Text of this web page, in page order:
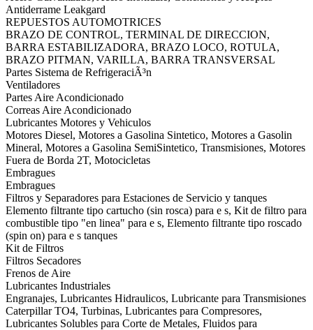
Antiderrame Leakgard
REPUESTOS AUTOMOTRICES
BRAZO DE CONTROL, TERMINAL DE DIRECCION,
BARRA ESTABILIZADORA, BRAZO LOCO, ROTULA,
BRAZO PITMAN, VARILLA, BARRA TRANSVERSAL
Partes Sistema de RefrigeraciÃ³n
Ventiladores
Partes Aire Acondicionado
Correas Aire Acondicionado
Lubricantes Motores y Vehiculos
Motores Diesel, Motores a Gasolina Sintetico, Motores a Gasolin
Mineral, Motores a Gasolina SemiSintetico, Transmisiones, Motores
Fuera de Borda 2T, Motocicletas
Embragues
Embragues
Filtros y Separadores para Estaciones de Servicio y tanques
Elemento filtrante tipo cartucho (sin rosca) para e s, Kit de filtro para
combustible tipo "en linea" para e s, Elemento filtrante tipo roscado
(spin on) para e s tanques
Kit de Filtros
Filtros Secadores
Frenos de Aire
Lubricantes Industriales
Engranajes, Lubricantes Hidraulicos, Lubricante para Transmisiones
Caterpillar TO4, Turbinas, Lubricantes para Compresores,
Lubricantes Solubles para Corte de Metales, Fluidos para